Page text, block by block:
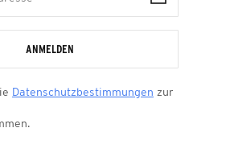
ANMELDEN
Datenschutzbestimmungen zur